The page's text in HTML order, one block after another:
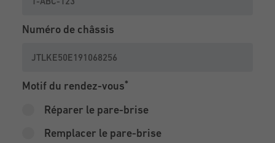
Numéro de châssis
Motif du rendez-vous
Réparer le pare-brise
Remplacer le pare-brise